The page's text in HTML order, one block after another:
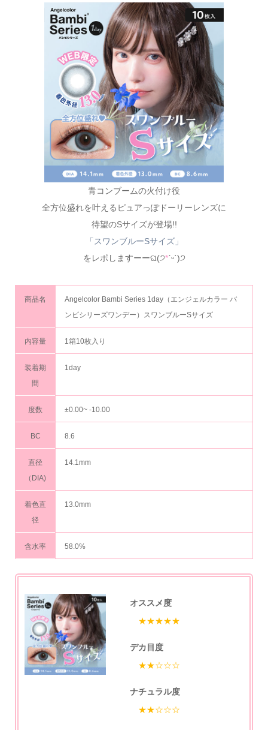
青コンブームの火付け役
全方位盛れを叶えるピュアっぽドーリーレンズに
待望のSサイズが登場!!
「スワンブルーSサイズ」
をレポしますーーଘ(੭*ˊᵕˋ)੭
商品名
Angelcolor Bambi Series 1day（エンジェルカラー バ
ンビシリーズワンデー）スワンブルーSサイズ
内容量 1箱10枚入り
装着期
間
1day
度数 ±0.00~ -10.00
BC 8.6
直径
（DIA)
14.1mm
着色直
径
13.0mm
含水率 58.0%
オススメ度
★★★★★
デカ目度
★★☆☆☆
ナチュラル度
★★☆☆☆